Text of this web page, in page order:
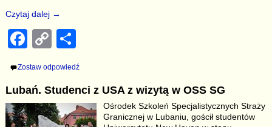
Czytaj dalej →
F
e
b
C
p
y
Li
h
e
Zostaw odpowiedź
Lubań. Studenci z USA z wizytą w OSS SG
Ośrodek Szkoleń Specjalistycznych Straży
Granicznej w Lubaniu, gościł studentów